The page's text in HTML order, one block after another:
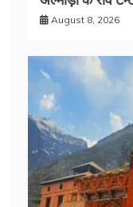
August 8, 2026